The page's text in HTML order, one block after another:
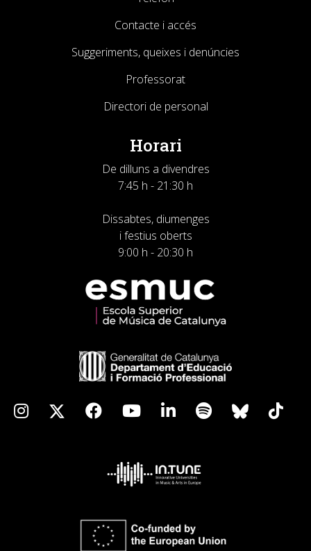
Contacte i accés
Suggeriments, queixes i denúncies
Professorat
Directori de personal
Horari
De dilluns a divendres
7:45 h - 21:30 h
Dissabtes, diumenges
i festius oberts
9:00 h - 20:30 h